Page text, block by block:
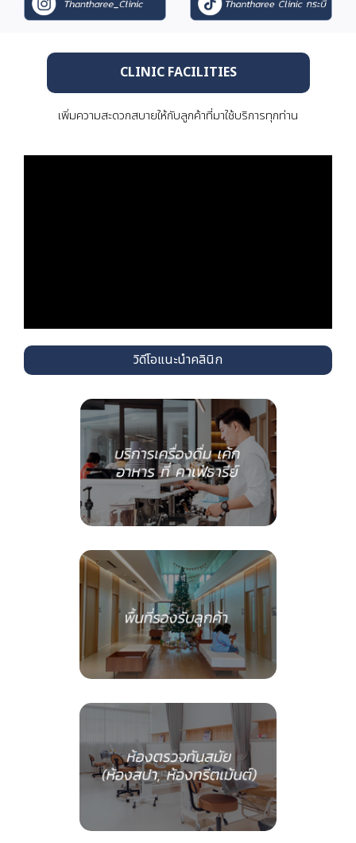
CLINIC FACILITIES
เพิ่มความสะดวกสบายให้กับลูกค้าที่มาใช้บริการทุกท่าน
วิดีโอแนะนำคลินิก